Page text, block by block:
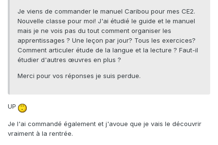
Je viens de commander le manuel Caribou pour mes CE2.
Nouvelle classe pour moi! J'ai étudié le guide et le manuel
mais je ne vois pas du tout comment organiser les
apprentissages ? Une leçon par jour? Tous les exercices?
Comment articuler étude de la langue et la lecture ? Faut-il
étudier d'autres œuvres en plus ?
Merci pour vos réponses je suis perdue.
UP
Je l'ai commandé également et j'avoue que je vais le découvrir
vraiment à la rentrée.